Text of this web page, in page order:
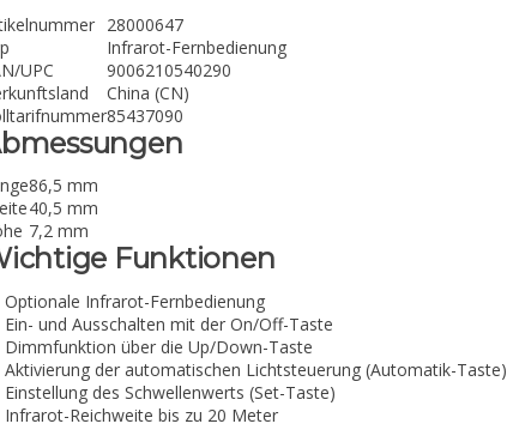
28000647
Infrarot-Fernbedienung
UPC
9006210540290
China (CN)
85437090
86,5 mm
40,5 mm
7,2 mm
Funktionen
Optionale Infrarot-Fernbedienung
Ein- und Ausschalten mit der On/Off-Taste
Dimmfunktion über die Up/Down-Taste
Aktivierung der automatischen Lichtsteuerung (Automatik-Taste)
Einstellung des Schwellenwerts (Set-Taste)
Infrarot-Reichweite bis zu 20 Meter